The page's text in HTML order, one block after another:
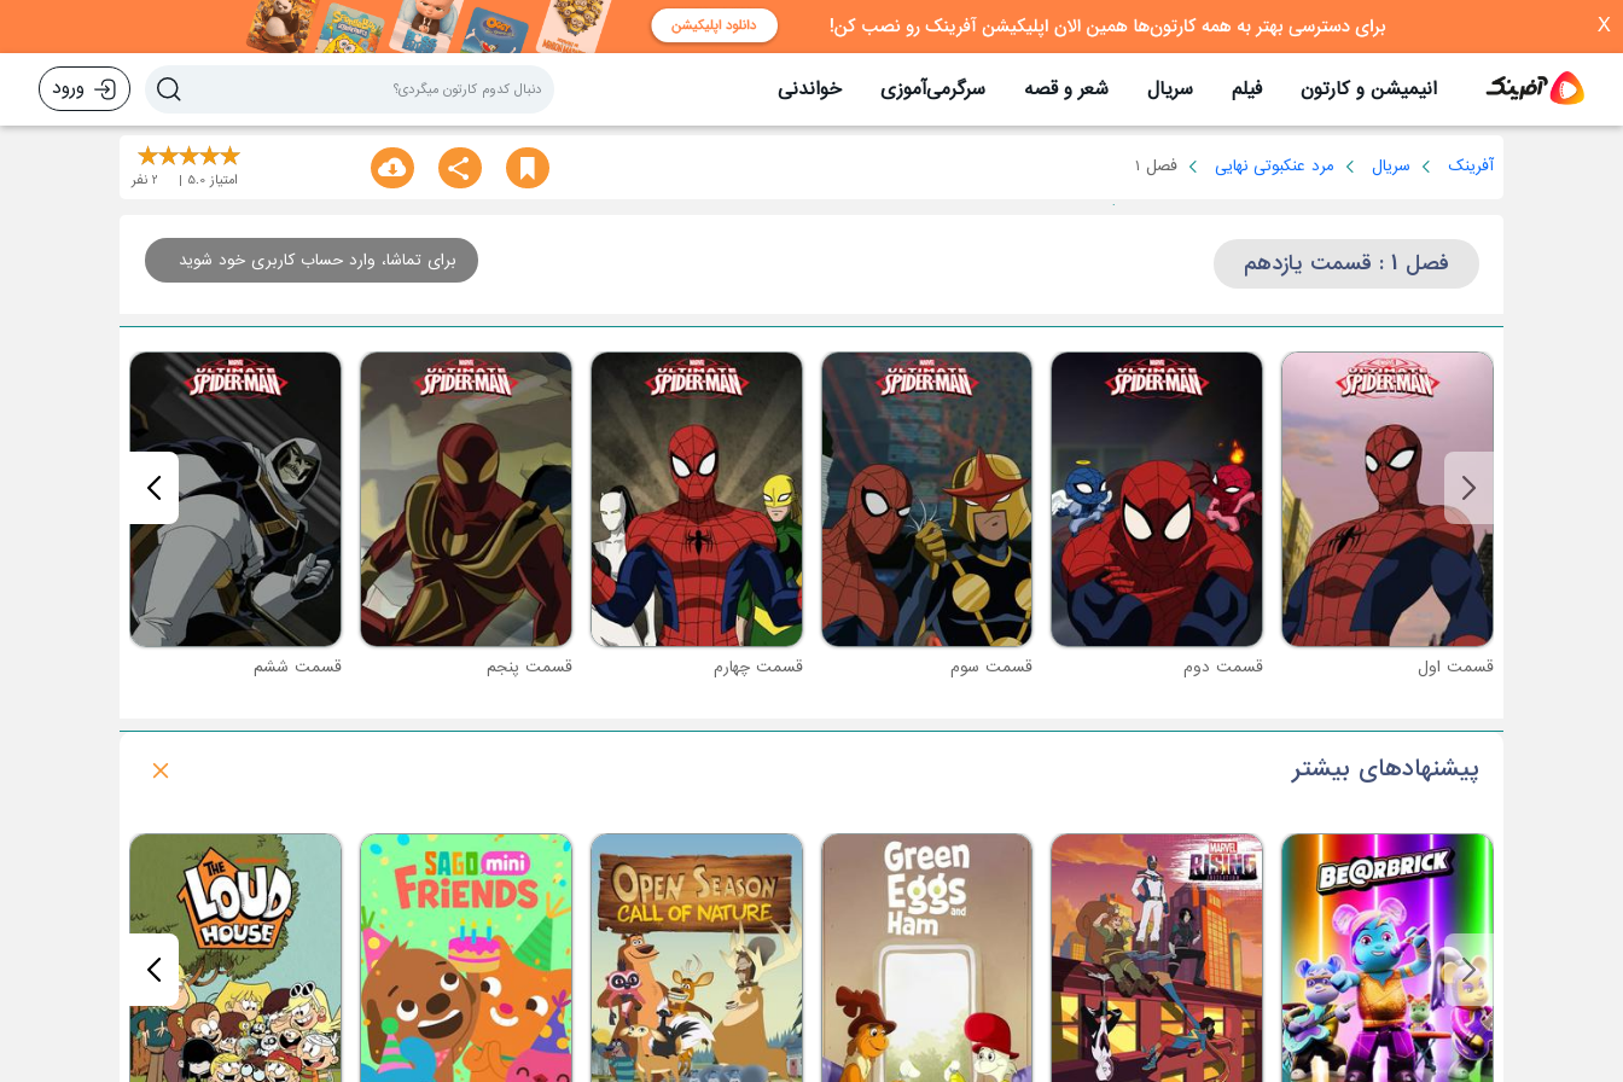
X
انیمیشن و کارتون فیلم سریال شعر و قصه سرگرمی‌آموزی خواندنی ورود
آفرینک سریال مرد عنکبوتی نهایی فصل 1
امتیاز 5.0
2 نفر
فصل 1 : قسمت یازدهم برای تماشا، وارد حساب کاربری خود شوید
قسمت اول قسمت دوم قسمت سوم قسمت چهارم قسمت پنجم قسمت ششم
پیشنهادهای بیشتر